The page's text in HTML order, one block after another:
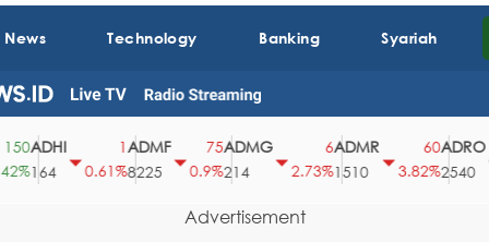
Technology Banking Syariah
ADHI
164
0.61%
ADMF
8225
0.9%
ADMG
214
2.73%
ADMR
1510
3.82%
ADRO
2540
Advertisement